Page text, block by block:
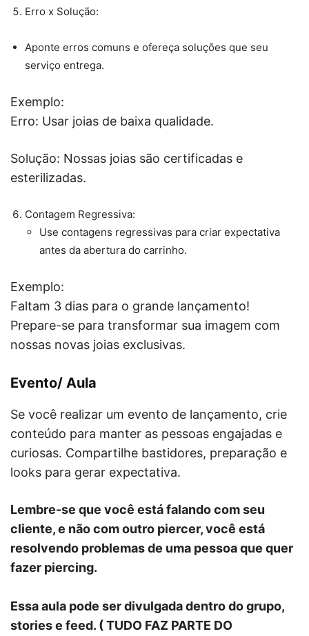
Erro x Solução:
Aponte erros comuns e ofereça soluções que seu
serviço entrega.
Exemplo:
Erro: Usar joias de baixa qualidade.
Solução: Nossas joias são certificadas e
esterilizadas.
Contagem Regressiva:
Use contagens regressivas para criar expectativa
antes da abertura do carrinho.
Exemplo:
Faltam 3 dias para o grande lançamento!
Prepare-se para transformar sua imagem com
nossas novas joias exclusivas.
Evento/ Aula
Se você realizar um evento de lançamento, crie
conteúdo para manter as pessoas engajadas e
curiosas. Compartilhe bastidores, preparação e
looks para gerar expectativa.
Lembre-se que você está falando com seu
cliente, e não com outro piercer, você está
resolvendo problemas de uma pessoa que quer
fazer piercing.
Essa aula pode ser divulgada dentro do grupo,
stories e feed. ( TUDO FAZ PARTE DO